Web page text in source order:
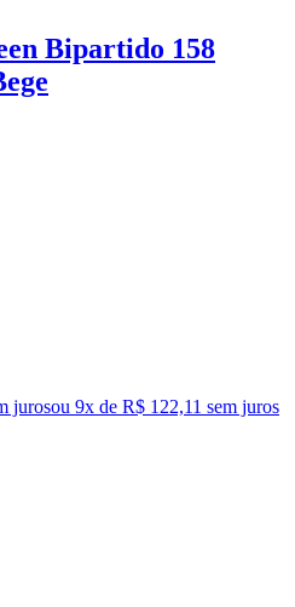
Bipartido 158
jurosou 9x de R$ 122,11 sem juros